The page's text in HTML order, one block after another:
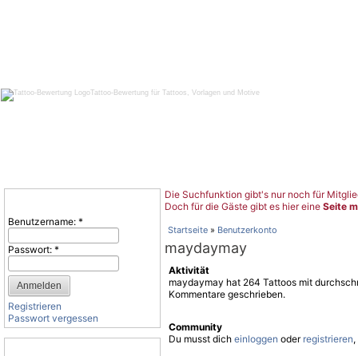
Tattoo-Bewertung für Tattoos, Vorlagen und Motive
Benutzername: *
Passwort: *
Registrieren
Passwort vergessen
Die Suchfunktion gibt's nur noch für
Doch für die Gäste gibt es hier eine Seite
Startseite » Benutzerkonto
maydaymay
Aktivität
maydaymay hat 264 Tattoos mit
Kommentare geschrieben.
Community
Du musst dich einloggen oder registrieren